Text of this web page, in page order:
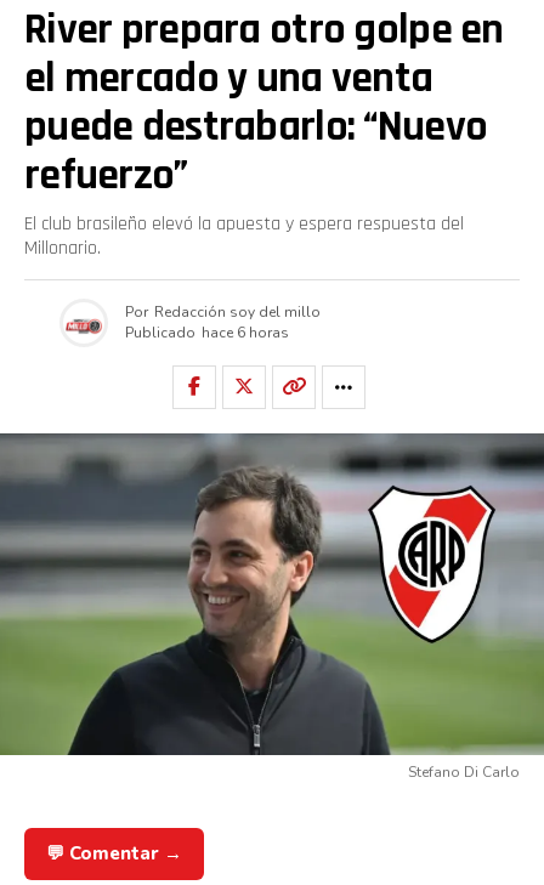
River prepara otro golpe en
el mercado y una venta
puede destrabarlo: “Nuevo
refuerzo”
El club brasileño elevó la apuesta y espera respuesta del
Millonario.
Por Redacción soy del millo
Publicado hace 6 horas
Stefano Di Carlo
💬 Comentar →